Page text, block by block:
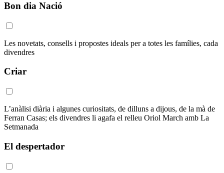
Bon dia Nació
Les novetats, consells i propostes ideals per a totes les famílies, cada
divendres
Criar
L’anàlisi diària i algunes curiositats, de dilluns a dijous, de la mà de
Ferran Casas; els divendres li agafa el relleu Oriol March amb La
Setmanada
El despertador